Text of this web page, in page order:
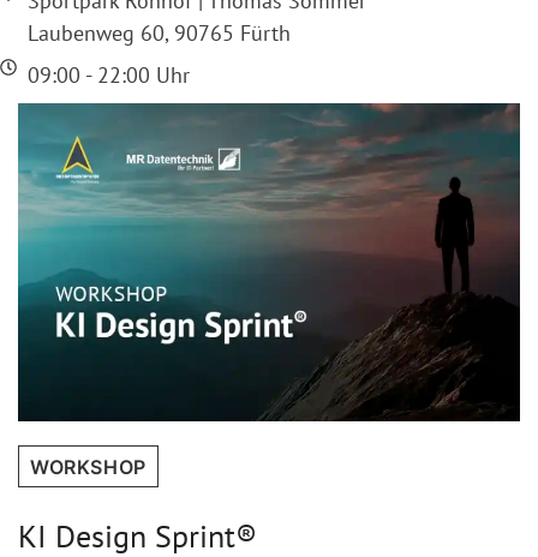
Laubenweg 60, 90765 Fürth
09:00 - 22:00 Uhr
WORKSHOP
KI Design Sprint®